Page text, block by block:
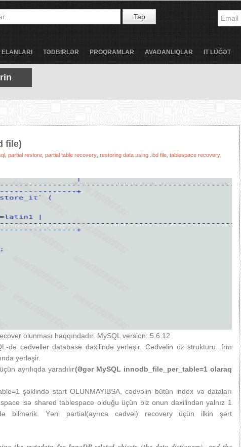
Tap
ELANLARI TƏDBİRLƏR PROQRAMLAR AVADANLIQLAR IT LÜĞƏT
file)
partial restore partial table recovery restoring data using .ibd file tablespace recovery
olunması haqqındadır. MySQL version: 5.6.12
də cədvəllər database daxilində yerləşir. Cədvəlin öz strukturu .frm
yerləşir.
ayrılıqda yaradılır(Əgər MySQL innodb_file_per_table=1 olaraq
şəklində start OLUNMAYIBSA, cədvəlin bütün index və dataları
isə shared tablespace olduğu üçün biz onun daxilindən yalnız 1
bilmərik. Yəni partial(ayrıca cədvəl) recovery üçün ilkin şərt